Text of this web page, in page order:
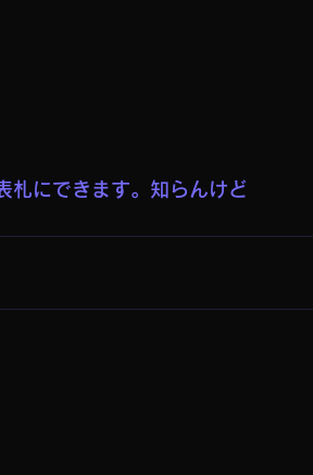
札にできます。知らんけど